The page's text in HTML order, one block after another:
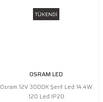
TÜKENDİ
OSRAM LED
Osram 12V 3000K Şerit Led 14.4W
120 Led IP20